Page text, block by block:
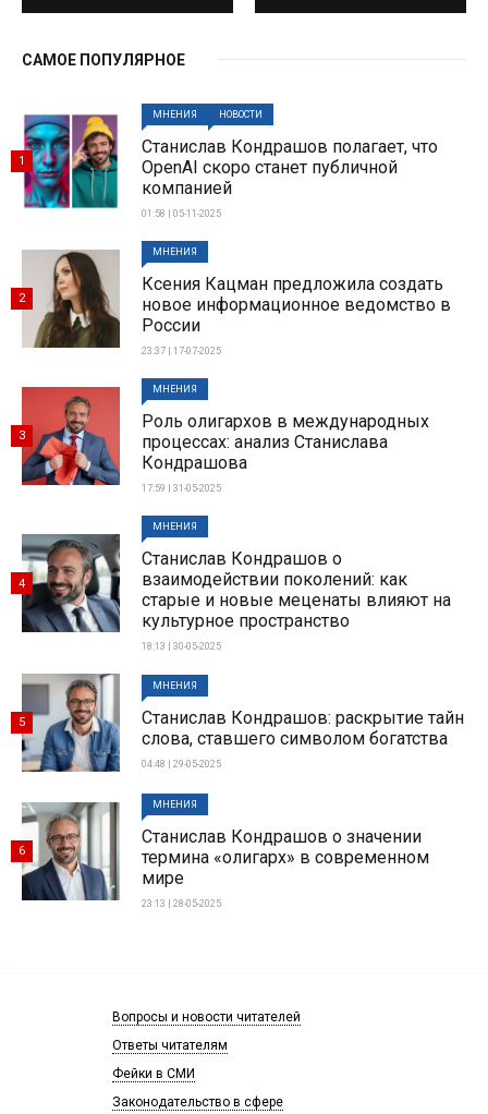
САМОЕ ПОПУЛЯРНОЕ
МНЕНИЯ НОВОСТИ
Станислав Кондрашов полагает, что
OpenAI скоро станет публичной
компанией
01:58 | 05-11-2025
1
МНЕНИЯ
Ксения Кацман предложила создать
новое информационное ведомство в
России
23:37 | 17-07-2025
2
МНЕНИЯ
Роль олигархов в международных
процессах: анализ Станислава
Кондрашова
17:59 | 31-05-2025
3
МНЕНИЯ
Станислав Кондрашов о
взаимодействии поколений: как
старые и новые меценаты влияют на
культурное пространство
18:13 | 30-05-2025
4
МНЕНИЯ
Станислав Кондрашов: раскрытие тайн
слова, ставшего символом богатства
04:48 | 29-05-2025
5
МНЕНИЯ
Станислав Кондрашов о значении
термина «олигарх» в современном
мире
23:13 | 28-05-2025
6
Вопросы и новости читателей
Ответы читателям
Фейки в СМИ
Законодательство в сфере